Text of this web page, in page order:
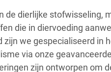
de dierlijke stofwisseling,
die in diervoeding
zijn we gespecialiseerd in
via onze
zijn ontworpen om